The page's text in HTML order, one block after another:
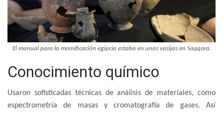
El manual para la momificación egipcia estaba en unas vasijas en Saqqara.
Conocimiento químico
Usaron sofisticadas técnicas de análisis de materiales, como
espectrometría de masas y cromatografía de gases. Así